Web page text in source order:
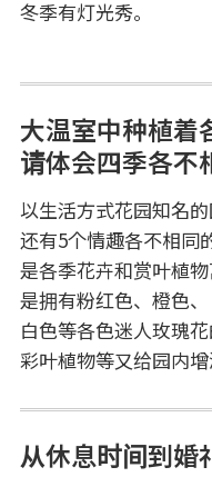
冬季有灯光秀。
大温室中种植着
请体会四季各不
以生活方式花园知名的
还有5个情趣各不相同
是各季花卉和赏叶植
是拥有粉红色、橙色、
白色等各色迷人玫瑰
彩叶植物等又给园内增
从休息时间到婚